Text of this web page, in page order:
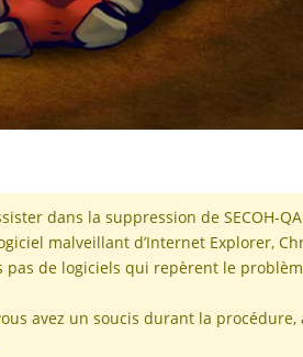
dans la suppression de SECOH-
malveillant d’Internet Explorer,
pas de logiciels qui repèrent le
avez un soucis durant la procédure,